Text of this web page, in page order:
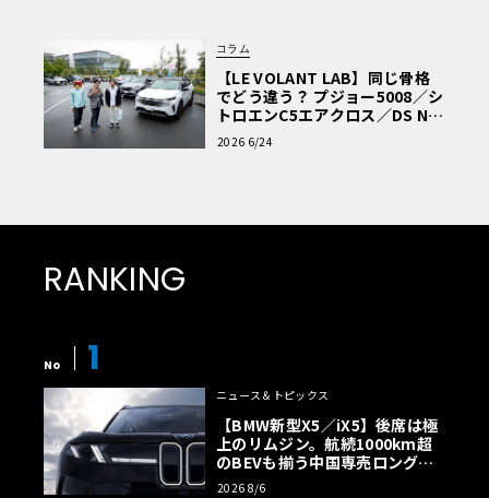
コラム
【LE VOLANT LAB】同じ骨格
でどう違う？ プジョー5008／シ
トロエンC5エアクロス／DS Nº4
読者一気乗りレポート
2026 6/24
RANKING
No 1
ニュース＆トピックス
【BMW新型X5／iX5】後席は極
上のリムジン。航続1000km超
のBEVも揃う中国専売ロング仕
様の全貌
2026 8/6